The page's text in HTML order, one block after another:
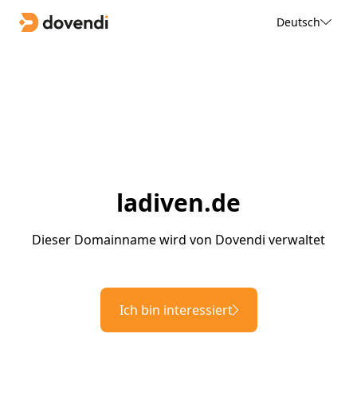
Deutsch
ladiven.de
Dieser Domainname wird von Dovendi verwaltet
Ich bin interessiert